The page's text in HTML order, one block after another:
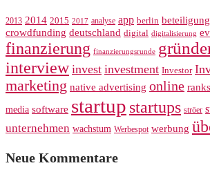
2013 2014 2015 2017 analyse app berlin beteiligung
crowdfunding deutschland digital digitalisierung
finanzierung finanzierungsrunde
interview invest investment Investor
marketing native advertising online
media software startup startups ströer
unternehmen wachstum Werbespot werbung
Neue Kommentare